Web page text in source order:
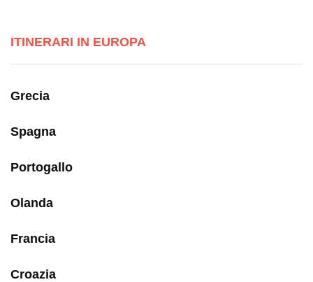
ITINERARI IN EUROPA
Grecia
Spagna
Portogallo
Olanda
Francia
Croazia